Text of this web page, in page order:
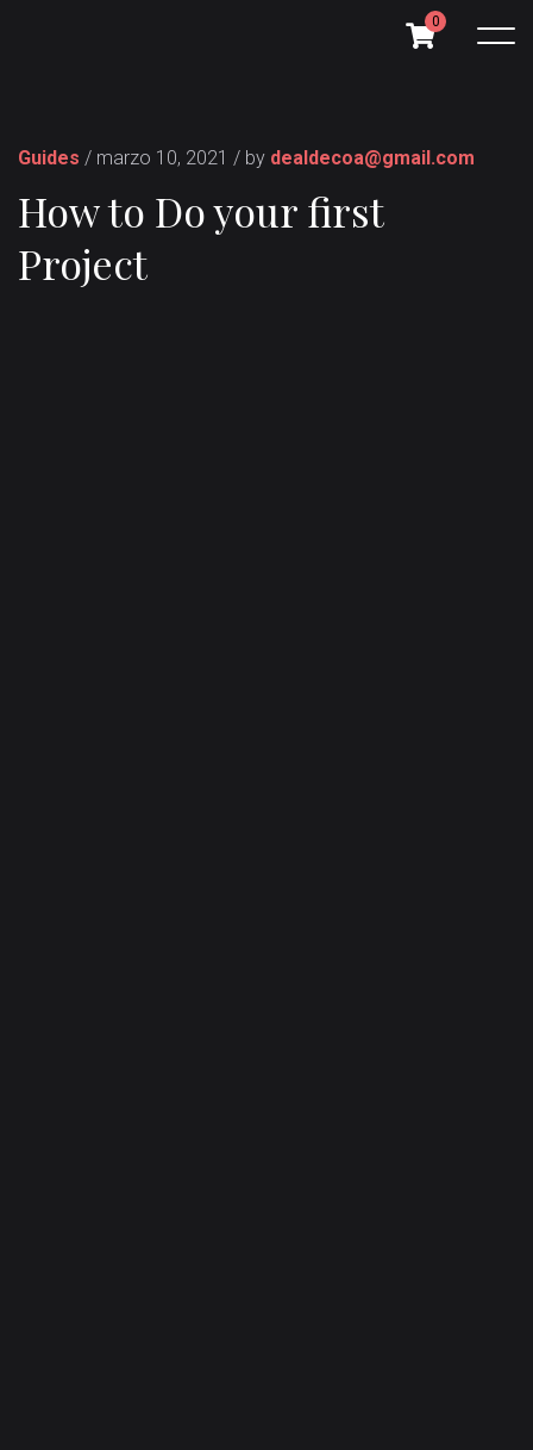
0
Guides / marzo 10, 2021 / by dealdecoa@gmail.com
How to Do your first
Project